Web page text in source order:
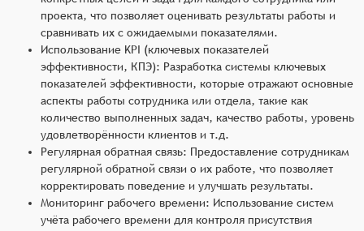
проекта, что позволяет оценивать результаты работы и
сравнивать их с ожидаемыми показателями.
Использование KPI (ключевых показателей
эффективности, КПЭ): Разработка системы ключевых
показателей эффективности, которые отражают основные
аспекты работы сотрудника или отдела, такие как
количество выполненных задач, качество работы, уровень
удовлетворённости клиентов и т.д.
Регулярная обратная связь: Предоставление сотрудникам
регулярной обратной связи о их работе, что позволяет
корректировать поведение и улучшать результаты.
Мониторинг рабочего времени: Использование систем
учёта рабочего времени для контроля присутствия